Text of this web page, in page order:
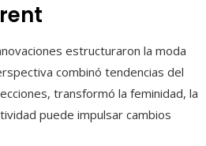
estructuraron la moda
combinó tendencias del
transformó la feminidad, la
puede impulsar cambios